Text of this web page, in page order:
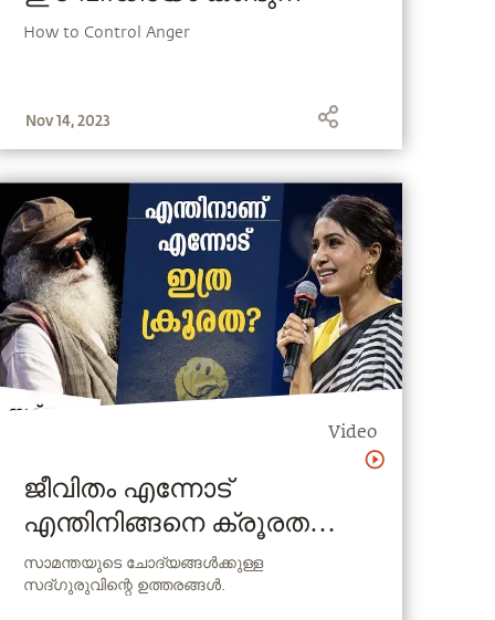
നോക്കൂ
How to Control Anger
Nov 14, 2023
Video
ജീവിതം എന്നോട്
എന്തിനിങ്ങനെ ക്രൂരത
ചെയ്യുന്നു?
സാമന്തയുടെ ചോദ്യങ്ങൾക്കുള്ള
സദ്ഗുരുവിന്റെ ഉത്തരങ്ങൾ.